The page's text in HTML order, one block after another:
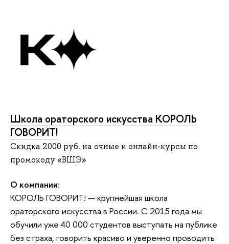
Школа ораторского искусства КОРОЛЬ
ГОВОРИТ!
Скидка 2000 руб. на очные и онлайн-курсы по
промокоду «ВШЭ»
О компании:
КОРОЛЬ ГОВОРИТ! — крупнейшая школа
ораторского искусства в России. С 2015 года мы
обучили уже 40 000 студентов выступать на публике
без страха, говорить красиво и уверенно проводить